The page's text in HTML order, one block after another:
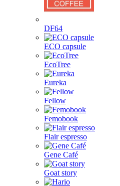
DF64
ECO capsule
EcoTree
Eureka
Fellow
Femobook
Flair espresso
Gene Café
Goat story